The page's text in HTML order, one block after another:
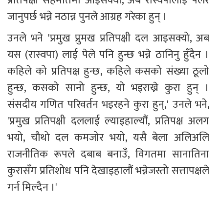
जानुपर्छ भन्ने नठान्न पुनले आग्रह गरेका हुन् ।
उनले भने 'प्रमुख प्रुमख प्रतिपक्षी दल आइसक्यो, अब
यस (रास्वपा) लाई पेले पनि हुन्छ भन्ने ठानिनु हुँदैन ।
कहिले को प्रतिपक्ष हुन्छ, कहिले कसको संख्या ठूलो
हुन्छ, कसको सानो हुन्छ, यो भइराख्ने कुरा हुन् ।
संसदीय गणित परिवर्तन भइरहने कुरा हुन्,' उनले भने,
'प्रमुख प्रतिपक्षी दललाई ल्याइहाल्यौं, प्रतिपक्ष अलग
भयो, चौथो दल कमजोर भयो, यसै बेला अलिअलि
राजनीतिक रूपले दबाब बनाउँ, विगतमा सानातिना
कुरासँग प्रतिशोध पनि देखाइहालौं भन्नेजस्तो सत्तापक्षले
गर्न मिल्दैन ।'